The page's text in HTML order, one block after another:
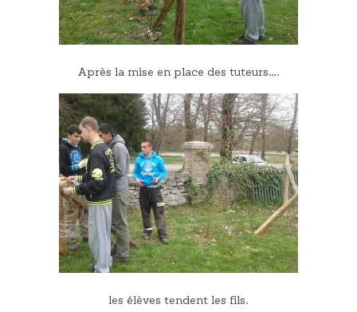
Après la mise en place des tuteurs….
les élèves tendent les fils.